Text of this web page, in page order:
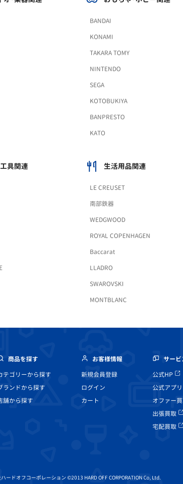
BANDAI
KONAMI
TAKARA TOMY
NINTENDO
SEGA
KOTOBUKIYA
BANPRESTO
KATO
具関連 生活用品関連
LE CREUSET
南部鉄器
WEDGWOOD
ROYAL COPENHAGEN
Baccarat
LLADRO
SWAROVSKI
MONTBLANC
商品を探す
テゴリーから探す
ランドから探す
舗から探す
お客様情報
新規会員登録
ログイン
カート
サー
公式HP
公式アプリ
オファー
出張買取
宅配買取
ードオフコーポレーション ©2013 HARD OFF CORPORATION Co, Ltd.